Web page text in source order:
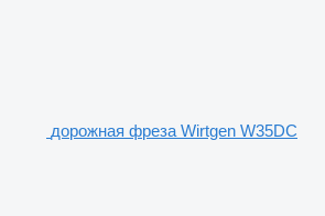
дорожная фреза Wirtgen W35DC